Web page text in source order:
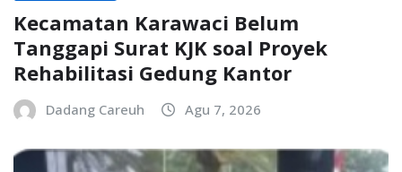
Kecamatan Karawaci Belum
Tanggapi Surat KJK soal Proyek
Rehabilitasi Gedung Kantor
Dadang Careuh Agu 7, 2026